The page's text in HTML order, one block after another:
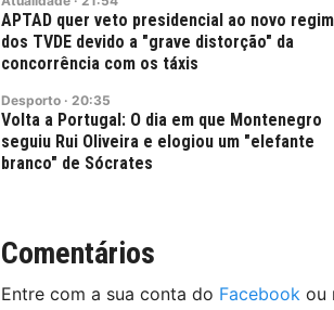
APTAD quer veto presidencial ao novo
dos TVDE devido a "grave distorção" da
concorrência com os táxis
Desporto · 20:35
Volta a Portugal: O dia em que Montenegro
seguiu Rui Oliveira e elogiou um "elefante
branco" de Sócrates
Comentários
Entre com a sua conta do Facebook ou